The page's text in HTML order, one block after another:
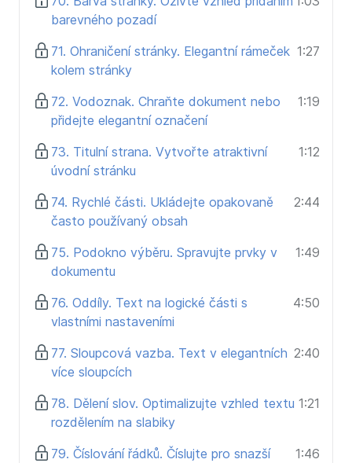
barevného pozadí
71. Ohraničení stránky. Elegantní rámeček
kolem stránky
1:27
72. Vodoznak. Chraňte dokument nebo
přidejte elegantní označení
1:19
73. Titulní strana. Vytvořte atraktivní
úvodní stránku
1:12
74. Rychlé části. Ukládejte opakovaně
často používaný obsah
2:44
75. Podokno výběru. Spravujte prvky v
dokumentu
1:49
76. Oddíly. Text na logické části s
vlastními nastaveními
4:50
77. Sloupcová vazba. Text v elegantních
více sloupcích
2:40
78. Dělení slov. Optimalizujte vzhled textu
rozdělením na slabiky
1:21
79. Číslování řádků. Číslujte pro snazší
1:46